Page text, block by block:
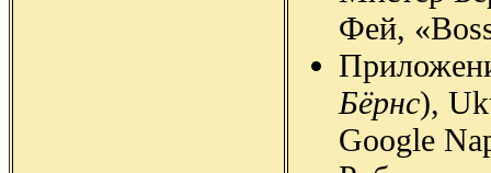
Фей,
Бёрнс),
Google